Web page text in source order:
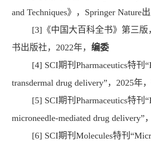
and Techniques》， Springer Nature
[3] 《中国大百科全书》第三
书出版社， 2022年， 编委
[4] SCI期刊 Pharmaceutics特刊
transdermal drug delivery” ， 2025年，
[5] SCI期刊 Pharmaceutics特刊
microneedle-mediated drug delivery” ，
[6] SCI期刊 Molecules特刊